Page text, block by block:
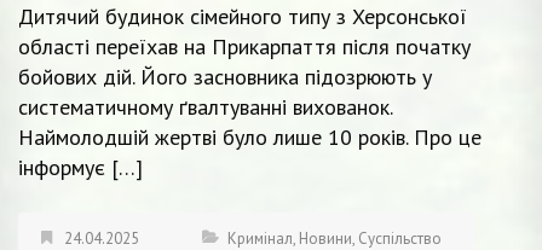
Дитячий будинок сімейного типу з Херсонської
області переїхав на Прикарпаття після початку
бойових дій. Його засновника підозрюють у
систематичному ґвалтуванні вихованок.
Наймолодшій жертві було лише 10 років. Про це
інформує […]
24.04.2025 Кримінал, Новини, Суспільство